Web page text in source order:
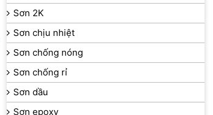
Sơn 2K
Sơn chịu nhiệt
Sơn chống nóng
Sơn chống rỉ
Sơn dầu
Sơn epoxy